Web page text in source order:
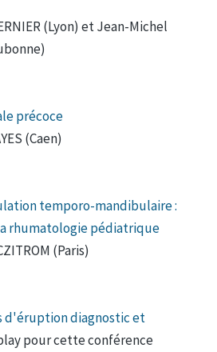
(Lyon) et Jean-Michel
précoce
(Caen)
temporo-mandibulaire :
rhumatologie pédiatrique
(Paris)
d'éruption diagnostic et
pour cette conférence